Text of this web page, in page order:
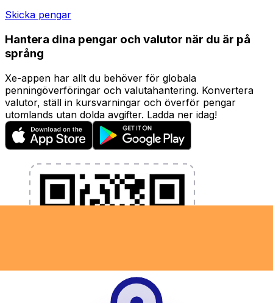
Skicka pengar
Hantera dina pengar och valutor när du är på
språng
Xe-appen har allt du behöver för globala
penningöverföringar och valutahantering. Konvertera
valutor, ställ in kursvarningar och överför pengar
utomlands utan dolda avgifter. Ladda ner idag!